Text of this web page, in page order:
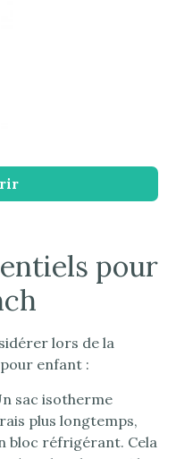
pour
lors de la
enfant :
sac isotherme
plus longtemps,
bloc réfrigérant. Cela